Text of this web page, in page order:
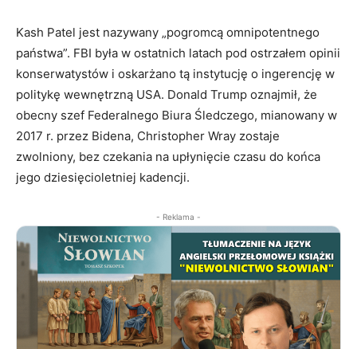
Kash Patel jest nazywany „pogromcą omnipotentnego
państwa”. FBI była w ostatnich latach pod ostrzałem opinii
konserwatystów i oskarżano tą instytucję o ingerencję w
politykę wewnętrzną USA. Donald Trump oznajmił, że ​​
obecny szef Federalnego Biura Śledczego, mianowany w
2017 r. przez Bidena, Christopher Wray zostaje
zwolniony, bez czekania na upłynięcie czasu do końca
jego dziesięcioletniej kadencji.
- Reklama -